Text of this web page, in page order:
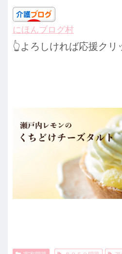
にほんブログ村
👆よろしければ応援ク